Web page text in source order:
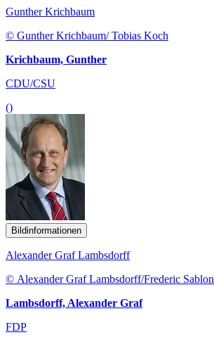
Gunther Krichbaum
© Gunther Krichbaum/ Tobias Koch
Krichbaum, Gunther
CDU/CSU
()
Bildinformationen
Alexander Graf Lambsdorff
© Alexander Graf Lambsdorff/Frederic Sablon
Lambsdorff, Alexander Graf
FDP